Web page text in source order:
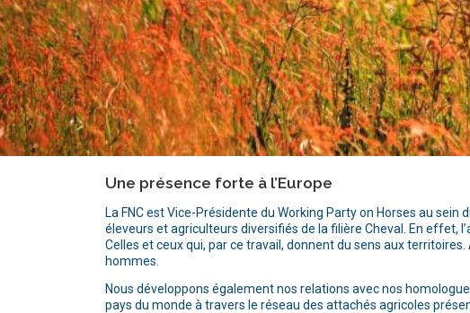
Une présence forte à l’Europe
La FNC est Vice-Présidente du Working Party on Horses au
éleveurs et agriculteurs diversifiés de la filière Cheval. En effet,
Celles et ceux qui, par ce travail, donnent du sens aux
hommes.
Nous développons également nos relations avec nos
pays du monde à travers le réseau des attachés agricoles